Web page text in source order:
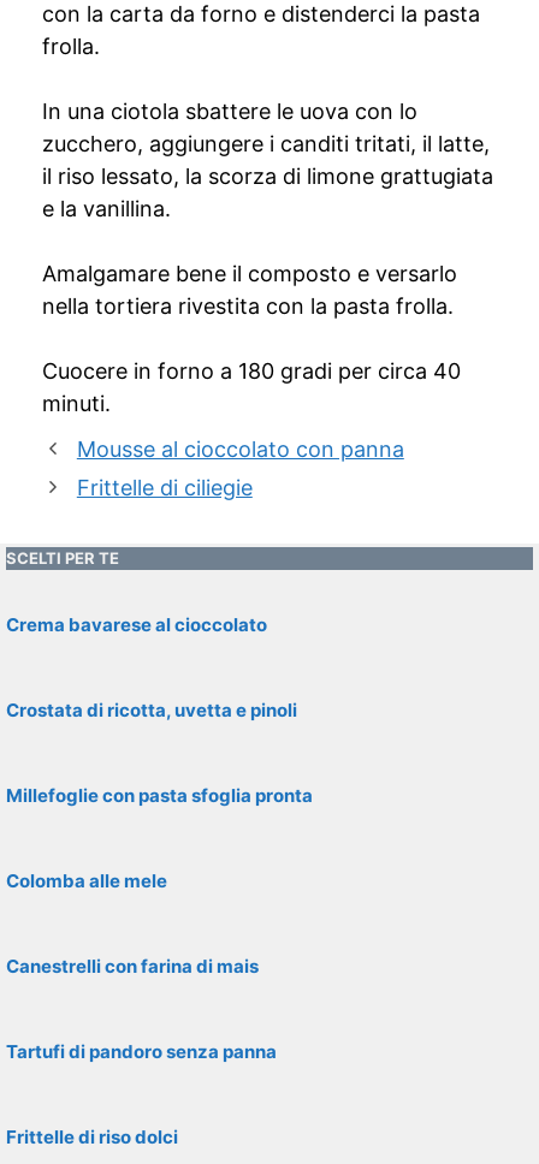
con la carta da forno e distenderci la pasta
frolla.
In una ciotola sbattere le uova con lo
zucchero, aggiungere i canditi tritati, il latte,
il riso lessato, la scorza di limone grattugiata
e la vanillina.
Amalgamare bene il composto e versarlo
nella tortiera rivestita con la pasta frolla.
Cuocere in forno a 180 gradi per circa 40
minuti.
Mousse al cioccolato con panna
Frittelle di ciliegie
SCELTI PER TE
Crema bavarese al cioccolato
Crostata di ricotta, uvetta e pinoli
Millefoglie con pasta sfoglia pronta
Colomba alle mele
Canestrelli con farina di mais
Tartufi di pandoro senza panna
Frittelle di riso dolci